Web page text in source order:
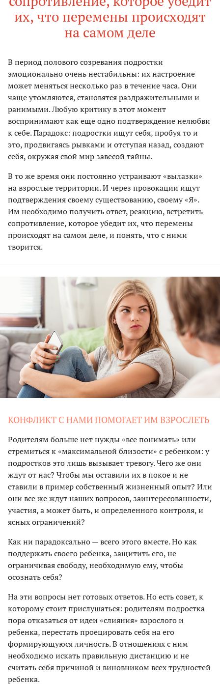
их, что перемены происходят
на самом деле
В период полового созревания подростки
эмоционально очень нестабильны: их настроение
может меняться несколько раз в течение часа. Они
чаще утомляются, становятся раздражительными и
ранимыми. Любую критику в этот момент
воспринимают как еще одно подтверждение нелюбви
к себе. Парадокс: подростки ищут себя, пробуя то и
это, продвигаясь рывками и отступая назад, создают
себя, окружая свой мир завесой тайны.
В то же время они постоянно устраивают «вылазки»
на взрослые территории. И через провокации ищут
подтверждения своему существованию, своему «Я».
Им необходимо получить ответ, реакцию, встретить
сопротивление, которое убедит их, что перемены
происходят на самом деле, и понять, что с ними
творится.
КОНФЛИКТ С НАМИ ПОМОГАЕТ ИМ ВЗРОСЛЕТЬ
Родителям больше нет нужды «все понимать» или
стремиться к «максимальной близости» с ребенком: у
подростков это лишь вызывает тревогу. Чего же они
ждут от нас? Чтобы мы оставили их в покое и не
ставили в пример собственный жизненный опыт? Или
они все же ждут наших вопросов, заинтересованности,
участия, а может быть, и определенного контроля, и
ясных ограничений?
Как ни парадоксально — всего этого вместе. Но как
поддержать своего ребенка, защитить его, не
ограничивая свободу, необходимую ему, чтобы
осознать себя?
На эти вопросы нет готовых ответов. Но есть совет, к
которому стоит прислушаться: родителям подростка
пора отказаться от идеи «слияния» взрослого и
ребенка, перестать проецировать себя на его
формирующуюся личность. В отношениях с ним
необходимо искать правильную дистанцию и не
считать себя причиной и виновником всех трудностей
ребенка.